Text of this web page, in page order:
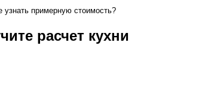
узнать примерную стоимость?
расчет кухни